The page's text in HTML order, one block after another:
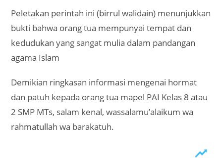
Peletakan perintah ini (birrul walidain) menunjukkan
bukti bahwa orang tua mempunyai tempat dan
kedudukan yang sangat mulia dalam pandangan
agama Islam
Demikian ringkasan informasi mengenai hormat
dan patuh kepada orang tua mapel PAI Kelas 8 atau
2 SMP MTs, salam kenal, wassalamu’alaikum wa
rahmatullah wa barakatuh.